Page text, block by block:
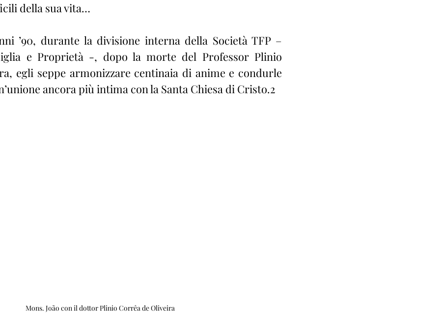
della sua vita…
’90, durante la divisione interna della Società TFP –
e Proprietà -, dopo la morte del Professor Plinio
egli seppe armonizzare centinaia di anime e condurle
ancora più intima con la Santa Chiesa di Cristo.2
Mons. João con il dottor Plinio Corrêa de Oliveira